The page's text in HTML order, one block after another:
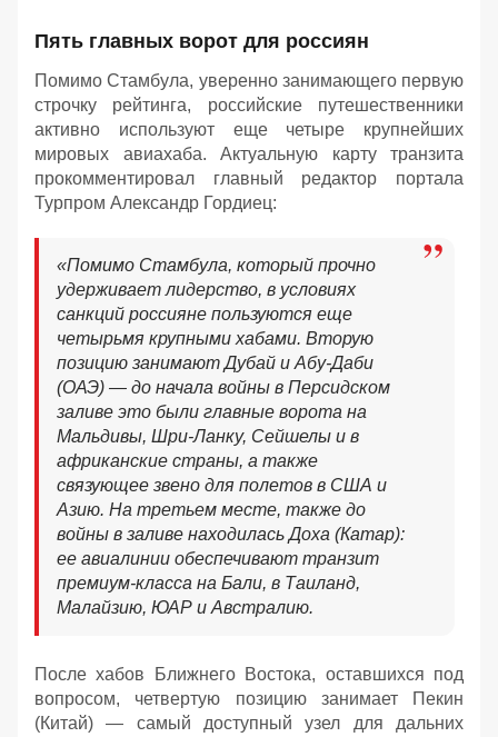
Пять главных ворот для россиян
Помимо Стамбула, уверенно занимающего первую
строчку рейтинга, российские путешественники
активно используют еще четыре крупнейших
мировых авиахаба. Актуальную карту транзита
прокомментировал главный редактор портала
Турпром Александр Гордиец:
«Помимо Стамбула, который прочно
удерживает лидерство, в условиях
санкций россияне пользуются еще
четырьмя крупными хабами. Вторую
позицию занимают Дубай и Абу-Даби
(ОАЭ) — до начала войны в Персидском
заливе это были главные ворота на
Мальдивы, Шри-Ланку, Сейшелы и в
африканские страны, а также
связующее звено для полетов в США и
Азию. На третьем месте, также до
войны в заливе находилась Доха (Катар):
ее авиалинии обеспечивают транзит
премиум-класса на Бали, в Таиланд,
Малайзию, ЮАР и Австралию.
После хабов Ближнего Востока, оставшихся под
вопросом, четвертую позицию занимает Пекин
(Китай) — самый доступный узел для дальних